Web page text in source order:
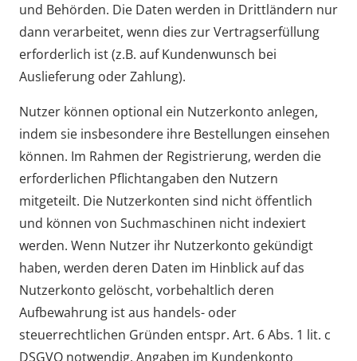
und Behörden. Die Daten werden in Drittländern nur
dann verarbeitet, wenn dies zur Vertragserfüllung
erforderlich ist (z.B. auf Kundenwunsch bei
Auslieferung oder Zahlung).
Nutzer können optional ein Nutzerkonto anlegen,
indem sie insbesondere ihre Bestellungen einsehen
können. Im Rahmen der Registrierung, werden die
erforderlichen Pflichtangaben den Nutzern
mitgeteilt. Die Nutzerkonten sind nicht öffentlich
und können von Suchmaschinen nicht indexiert
werden. Wenn Nutzer ihr Nutzerkonto gekündigt
haben, werden deren Daten im Hinblick auf das
Nutzerkonto gelöscht, vorbehaltlich deren
Aufbewahrung ist aus handels- oder
steuerrechtlichen Gründen entspr. Art. 6 Abs. 1 lit. c
DSGVO notwendig. Angaben im Kundenkonto